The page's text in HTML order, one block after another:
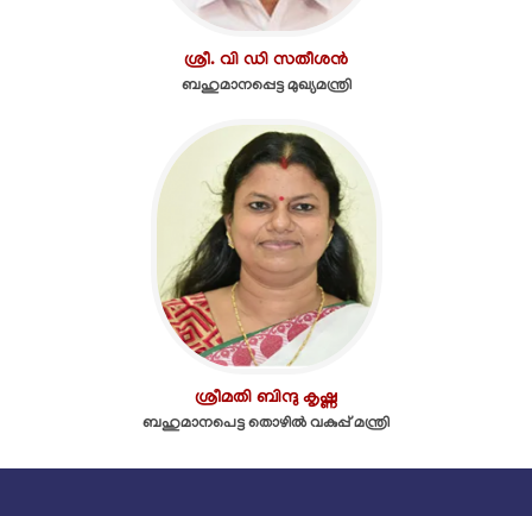
ശ്രീ. വി ഡി സതീശൻ
ബഹുമാനപ്പെട്ട മുഖ്യമന്ത്രി
ശ്രീമതി ബിന്ദു കൃഷ്ണ
ബഹുമാനപെട്ട തൊഴിൽ വകുപ്പ് മന്ത്രി